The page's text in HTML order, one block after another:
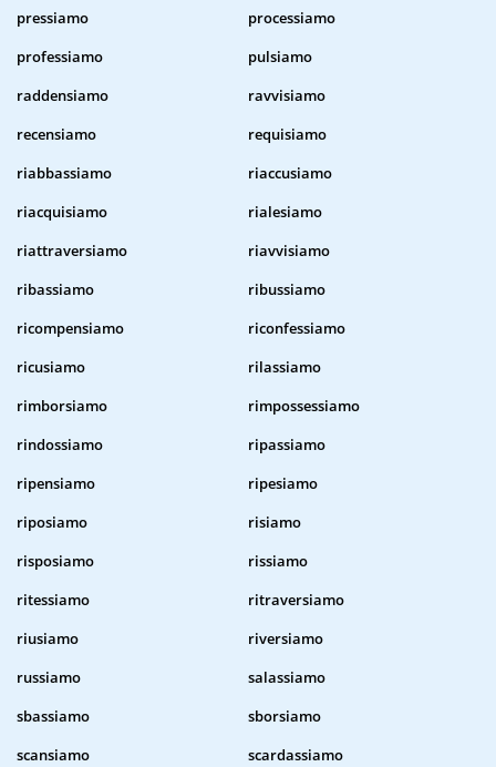
pressiamo
processiamo
professiamo
pulsiamo
raddensiamo
ravvisiamo
recensiamo
requisiamo
riabbassiamo
riaccusiamo
riacquisiamo
rialesiamo
riattraversiamo
riavvisiamo
ribassiamo
ribussiamo
ricompensiamo
riconfessiamo
ricusiamo
rilassiamo
rimborsiamo
rimpossessiamo
rindossiamo
ripassiamo
ripensiamo
ripesiamo
riposiamo
risiamo
risposiamo
rissiamo
ritessiamo
ritraversiamo
riusiamo
riversiamo
russiamo
salassiamo
sbassiamo
sborsiamo
scansiamo
scardassiamo